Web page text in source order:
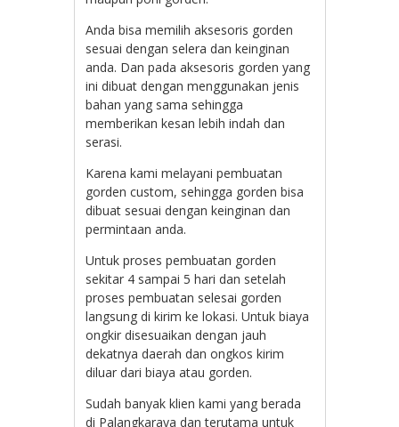
Anda bisa memilih aksesoris gorden
sesuai dengan selera dan keinginan
anda. Dan pada aksesoris gorden yang
ini dibuat dengan menggunakan jenis
bahan yang sama sehingga
memberikan kesan lebih indah dan
serasi.
Karena kami melayani pembuatan
gorden custom, sehingga gorden bisa
dibuat sesuai dengan keinginan dan
permintaan anda.
Untuk proses pembuatan gorden
sekitar 4 sampai 5 hari dan setelah
proses pembuatan selesai gorden
langsung di kirim ke lokasi. Untuk biaya
ongkir disesuaikan dengan jauh
dekatnya daerah dan ongkos kirim
diluar dari biaya atau gorden.
Sudah banyak klien kami yang berada
di Palangkaraya dan terutama untuk